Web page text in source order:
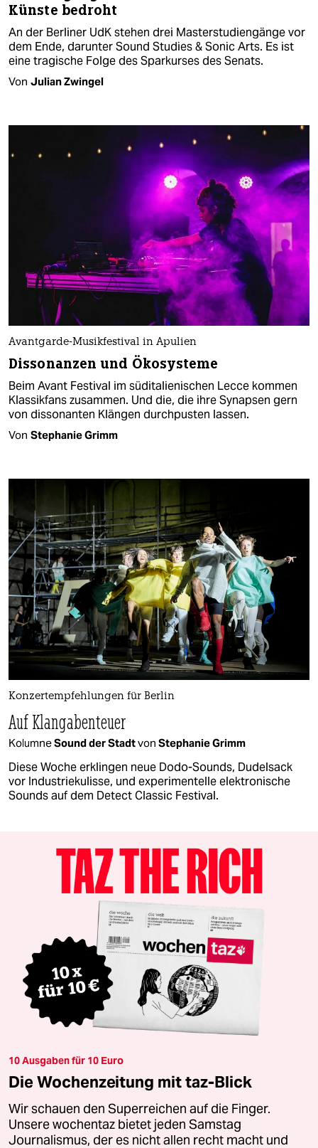
Künste bedroht
An der Berliner UdK stehen drei Masterstudiengänge vor
dem Ende, darunter Sound Studies & Sonic Arts. Es ist
eine tragische Folge des Sparkurses des Senats.
Von Julian Zwingel
Avantgarde-Musikfestival in Apulien
Dissonanzen und Ökosysteme
Beim Avant Festival im süditalienischen Lecce kommen
Klassikfans zusammen. Und die, die ihre Synapsen gern
von dissonanten Klängen durchpusten lassen.
Von Stephanie Grimm
Konzertempfehlungen für Berlin
Auf Klangabenteuer
KolumneSound der Stadtvon Stephanie Grimm
Diese Woche erklingen neue Dodo-Sounds, Dudelsack
vor Industriekulisse, und experimentelle elektronische
Sounds auf dem Detect Classic Festival.
10 Ausgaben für 10 Euro
Die Wochenzeitung mit taz-Blick
Wir schauen den Superreichen auf die Finger.
Unsere wochentaz bietet jeden Samstag
Journalismus, der es nicht allen recht macht und